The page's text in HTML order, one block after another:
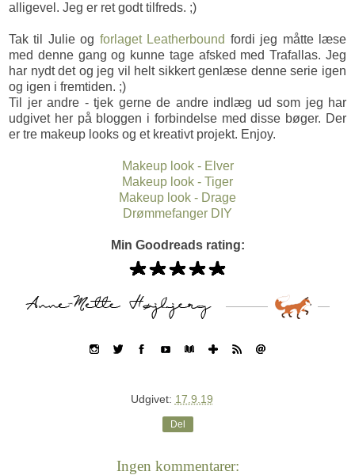
alligevel. Jeg er ret godt tilfreds. ;)
Tak til Julie og forlaget Leatherbound fordi jeg måtte læse
med denne gang og kunne tage afsked med Trafallas. Jeg
har nydt det og jeg vil helt sikkert genlæse denne serie igen
og igen i fremtiden. ;)
Til jer andre - tjek gerne de andre indlæg ud som jeg har
udgivet her på bloggen i forbindelse med disse bøger. Der
er tre makeup looks og et kreativt projekt. Enjoy.
Makeup look - Elver
Makeup look - Tiger
Makeup look - Drage
Drømmefanger DIY
Min Goodreads rating:
Udgivet: 17.9.19
Del
Ingen kommentarer: